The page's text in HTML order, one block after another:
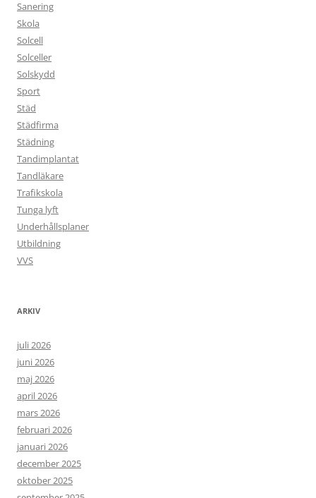
Sanering
Skola
Solcell
Solceller
Solskydd
Sport
Städ
Städfirma
Städning
Tandimplantat
Tandläkare
Trafikskola
Tunga lyft
Underhållsplaner
Utbildning
VVS
ARKIV
juli 2026
juni 2026
maj 2026
april 2026
mars 2026
februari 2026
januari 2026
december 2025
oktober 2025